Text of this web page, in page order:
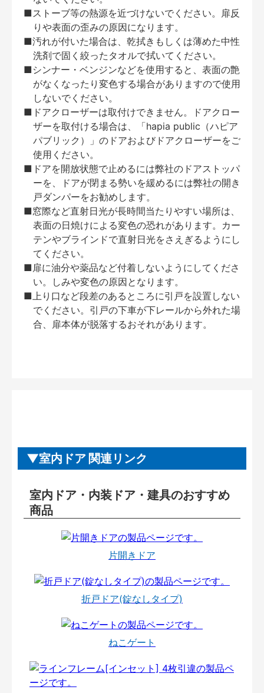
■ストーブ等の熱源を近づけないでください。扉反
りや表面の歪みの原因になります。
■汚れが付いた場合は、乾拭きもしくは薄めた中性
洗剤で固く絞ったタオルで拭いてください。
■シンナー・ベンジンなどを使用すると、表面の艶
がなくなったり変色する場合がありますので使用
しないでください。
■ドアクローザーは取付けできません。ドアクロー
ザーを取付ける場合は、「hapia public（ハピア
パブリック）」のドアおよびドアクローザーをご
使用ください。
■ドアを開放状態で止めるには弊社のドアストッパ
ーを、ドアが閉まる勢いを緩めるには弊社の開き
戸ダンパーをお勧めします。
■窓際など直射日光が長時間当たりやすい場所は、
表面の日焼けによる変色の恐れがあります。カー
テンやブラインドで直射日光をさえぎるようにし
てください。
■扉に油分や薬品など付着しないようにしてくださ
い。しみや変色の原因となります。
■上り口など段差のあるところに引戸を設置しない
でください。引戸の下車が下レールから外れた場
合、扉本体が脱落するおそれがあります。
室内ドア 関連リンク
室内ドア・内装ドア・建具のおすすめ
商品
片開きドア
折戸ドア(錠なしタイプ)
ねこゲート